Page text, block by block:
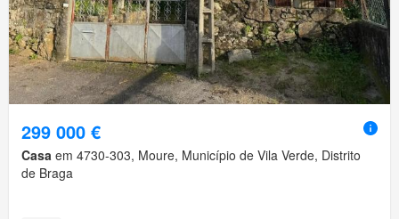
299 000 €
Casa em 4730-303, Moure, Município de Vila Verde, Distrito
de Braga